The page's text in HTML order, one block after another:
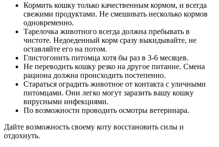
Кормить кошку только качественным кормом, и всегда
свежими продуктами. Не смешивать несколько кормов
одновременно.
Тарелочка животного всегда должна пребывать в
чистоте. Недоеденный корм сразу выкидывайте, не
оставляйте его на потом.
Глистогонить питомца хотя бы раз в 3-6 месяцев.
Не переводить кошку резко на другое питание. Смена
рациона должна происходить постепенно.
Стараться оградить животное от контакта с уличными
питомцами. Они легко могут заразить вашу кошку
вирусными инфекциями.
По возможности проводить осмотры ветеринара.
Дайте возможность своему коту восстановить силы и
отдохнуть.